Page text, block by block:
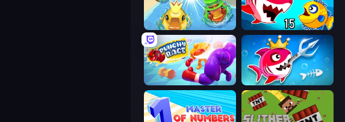
DuckPark.io Fish Eat Getting Big
Punchy Race Fish Stab Getting Big